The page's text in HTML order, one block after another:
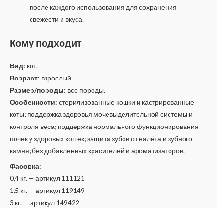
после каждого использования для сохранения
свежести и вкуса.
Кому подходит
Вид: кот.
Возраст: взрослый.
Размер/породы: все породы.
Особенности: стерилизованные кошки и кастрированные
коты; поддержка здоровья мочевыделительной системы и
контроля веса; поддержка нормального функционирования
почек у здоровых кошек; защита зубов от налёта и зубного
камня; без добавленных красителей и ароматизаторов.
Фасовка:
0,4 кг. — артикул 111121
1,5 кг. — артикул 119149
3 кг. — артикул 149422